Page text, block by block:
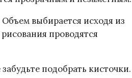
выбирается исходя из
проводятся
подобрать кисточки.